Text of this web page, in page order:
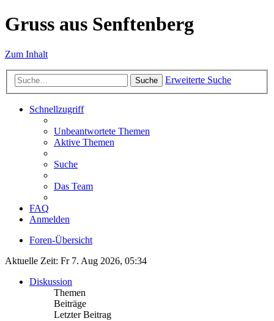
Gruss aus Senftenberg
Zum Inhalt
Suche Erweiterte Suche
Schnellzugriff
Unbeantwortete Themen
Aktive Themen
Suche
Das Team
FAQ
Anmelden
Foren-Übersicht
Aktuelle Zeit: Fr 7. Aug 2026, 05:34
Diskussion
Themen
Beiträge
Letzter Beitrag